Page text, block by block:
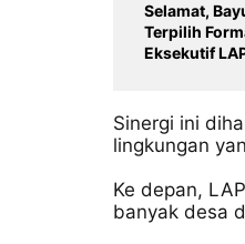
Selamat,
Terpilih
Eksekutif
Sinergi ini
lingkungan
Ke depan,
banyak desa